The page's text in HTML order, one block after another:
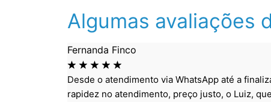
Algumas avaliações
Fernanda Finco
☆ ☆ ☆ ☆ ☆
Desde o atendimento via WhatsApp até a
rapidez no atendimento, preço justo, o Luiz,